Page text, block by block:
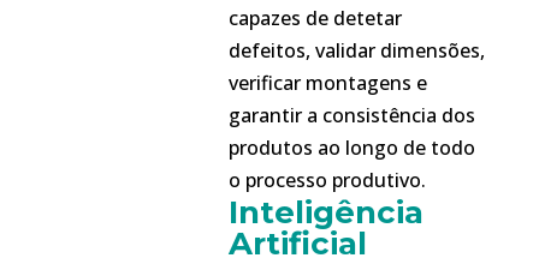
capazes de detetar
defeitos, validar dimensões,
verificar montagens e
garantir a consistência dos
produtos ao longo de todo
o processo produtivo.
Inteligência
Artificial